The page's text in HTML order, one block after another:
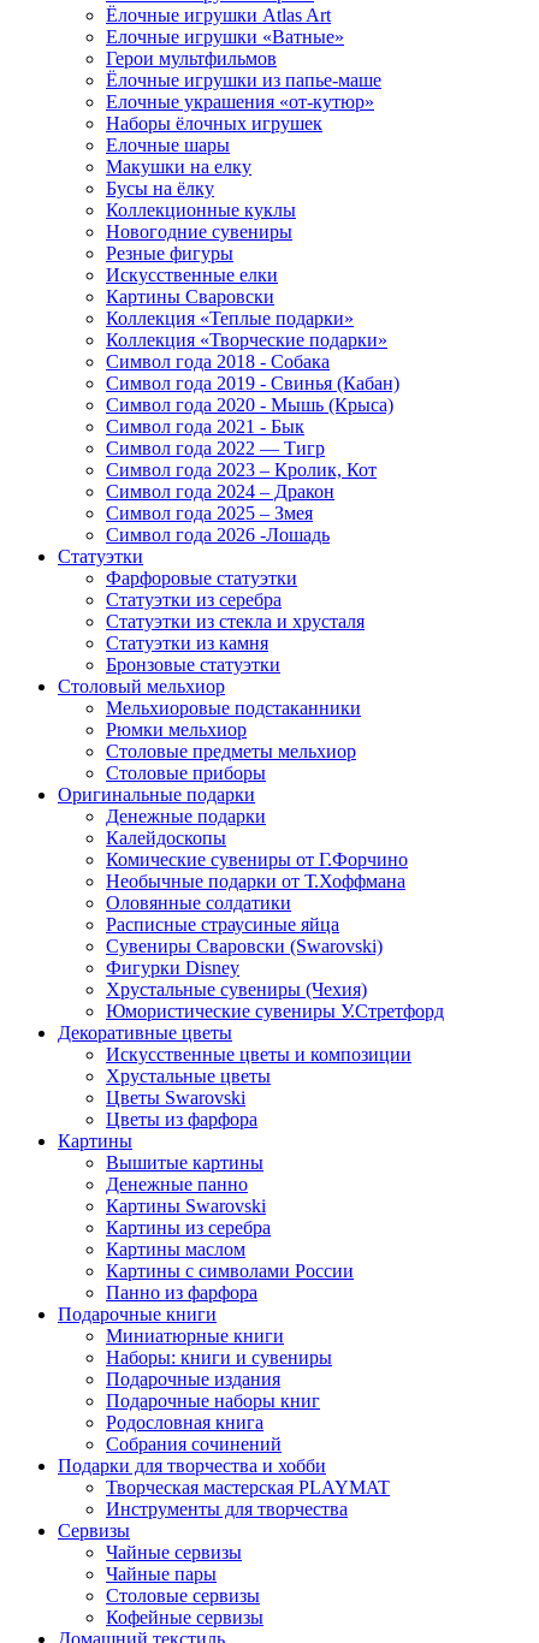
Ёлочные игрушки Atlas Art
Елочные игрушки «Ватные»
Герои мультфильмов
Ёлочные игрушки из папье-маше
Елочные украшения «от-кутюр»
Наборы ёлочных игрушек
Елочные шары
Макушки на елку
Бусы на ёлку
Коллекционные куклы
Новогодние сувениры
Резные фигуры
Искусственные елки
Картины Сваровски
Коллекция «Теплые подарки»
Коллекция «Творческие подарки»
Символ года 2018 - Собака
Символ года 2019 - Свинья (Кабан)
Символ года 2020 - Мышь (Крыса)
Символ года 2021 - Бык
Символ года 2022 — Тигр
Символ года 2023 – Кролик, Кот
Символ года 2024 – Дракон
Символ года 2025 – Змея
Символ года 2026 -Лошадь
Статуэтки
Фарфоровые статуэтки
Статуэтки из серебра
Статуэтки из стекла и хрусталя
Статуэтки из камня
Бронзовые статуэтки
Столовый мельхиор
Мельхиоровые подстаканники
Рюмки мельхиор
Столовые предметы мельхиор
Столовые приборы
Оригинальные подарки
Денежные подарки
Калейдоскопы
Комические сувениры от Г.Форчино
Необычные подарки от Т.Хоффмана
Оловянные солдатики
Расписные страусиные яйца
Сувениры Сваровски (Swarovski)
Фигурки Disney
Хрустальные сувениры (Чехия)
Юмористические сувениры У.Стретфорд
Декоративные цветы
Искусственные цветы и композиции
Хрустальные цветы
Цветы Swarovski
Цветы из фарфора
Картины
Вышитые картины
Денежные панно
Картины Swarovski
Картины из серебра
Картины маслом
Картины с символами России
Панно из фарфора
Подарочные книги
Миниатюрные книги
Наборы: книги и сувениры
Подарочные издания
Подарочные наборы книг
Родословная книга
Собрания сочинений
Подарки для творчества и хобби
Творческая мастерская PLAYMAT
Инструменты для творчества
Cервизы
Чайные сервизы
Чайные пары
Столовые сервизы
Кофейные сервизы
Домашний текстиль